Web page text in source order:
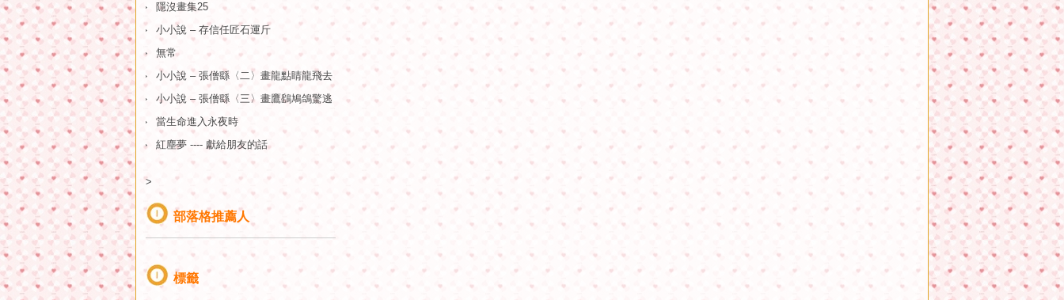
隱沒畫集25
小小說 – 存信任匠石運斤
無常
小小說 – 張僧繇〈二〉畫龍點睛龍飛去
小小說 – 張僧繇〈三〉畫鷹鷂鳩鴿驚逃
當生命進入永夜時
紅塵夢 ---- 獻給朋友的話
>
部落格推薦人
標籤